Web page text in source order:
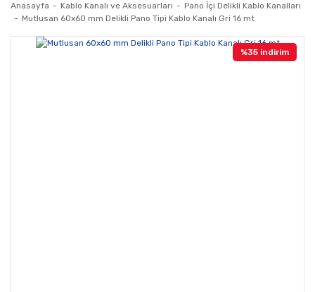
Anasayfa Kablo Kanalı ve Aksesuarları
Pano İçi Delikli Kablo Kanalları
Mutlusan 60x60 mm Delikli Pano Tipi Kablo Kanalı Gri 16 mt
%35 indirim